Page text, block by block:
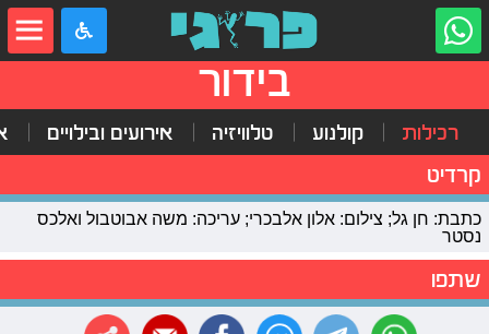
בידור
רכילות קולנוע טלוויזיה אירועים ובילויים
קרדיט
כתבת: חן גל; צילום: אלון אלבכרי; עריכה: משה אבוטבול ואלכס
נסטר
שתפו